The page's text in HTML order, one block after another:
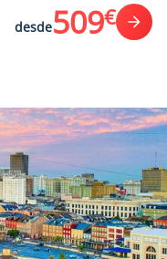
desde509€